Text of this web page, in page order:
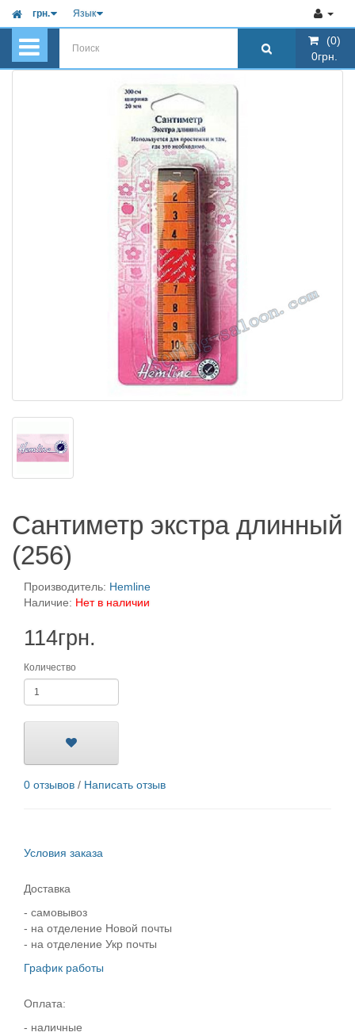
грн. Язык
(0)
0грн.
Сантиметр экстра длинный
(256)
Производитель: Hemline
Наличие: Нет в наличии
114грн.
Количество
0 отзывов / Написать отзыв
Условия заказа
Доставка
- самовывоз
- на отделение Новой почты
- на отделение Укр почты
График работы
Оплата:
- наличные